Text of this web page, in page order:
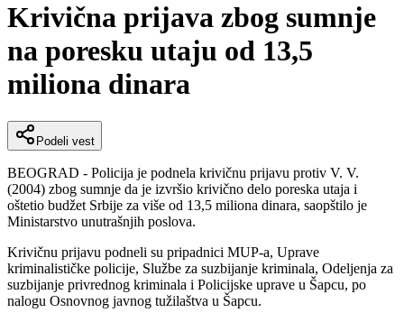
Krivična prijava zbog sumnje
na poresku utaju od 13,5
miliona dinara
Podeli vest
BEOGRAD - Policija je podnela krivičnu prijavu protiv V. V.
(2004) zbog sumnje da je izvršio krivično delo poreska utaja i
oštetio budžet Srbije za više od 13,5 miliona dinara, saopštilo je
Ministarstvo unutrašnjih poslova.
Krivičnu prijavu podneli su pripadnici MUP-a, Uprave
kriminalističke policije, Službe za suzbijanje kriminala, Odeljenja za
suzbijanje privrednog kriminala i Policijske uprave u Šapcu, po
nalogu Osnovnog javnog tužilaštva u Šapcu.